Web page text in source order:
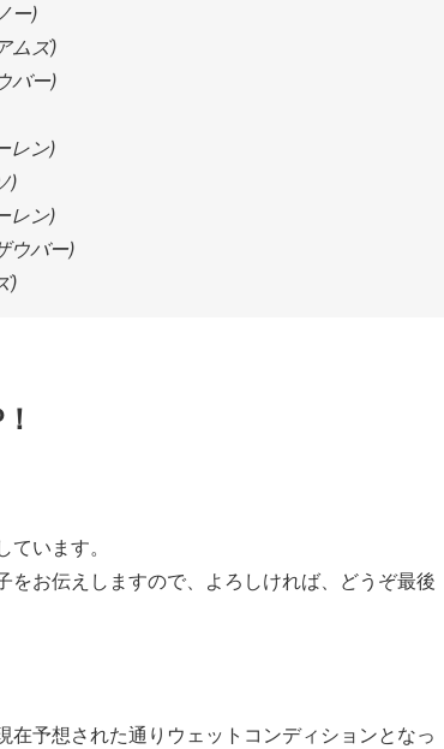
ー)
ムズ)
バー)
レン)
)
レン)
ウバー)
)
います。
お伝えしますので、よろしければ、どうぞ最後
予想された通りウェットコンディションとなっ